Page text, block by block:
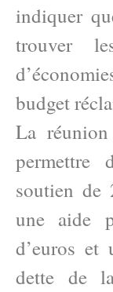
indiquer
trouver
budget
La
permettre
soutien de
une aide
d’euros et
dette de